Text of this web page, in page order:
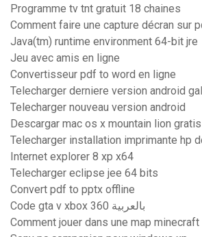
Programme tv tnt gratuit 18 chaines
Comment faire une capture décran sur
Java(tm) runtime environment 64-bit jre
Jeu avec amis en ligne
Convertisseur pdf to word en ligne
Telecharger derniere version android
Telecharger nouveau version android
Descargar mac os x mountain lion gratis
Telecharger installation imprimante hp
Internet explorer 8 xp x64
Telecharger eclipse jee 64 bits
Convert pdf to pptx offline
Code gta v xbox 360 بالعربية
Comment jouer dans une map minecraft